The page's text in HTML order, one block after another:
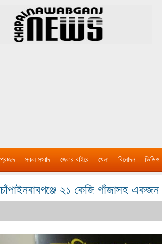
প্রচ্ছদ সকল সংবাদ জেলার বাইরে খেলা বিনোদন ভিডিও
চাঁপাইনবাবগঞ্জে ২১ কেজি গাঁজাসহ